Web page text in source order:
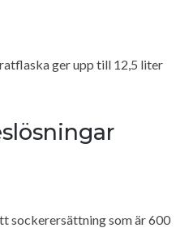
ger upp till 12,5 liter
sockerersättning som är 600